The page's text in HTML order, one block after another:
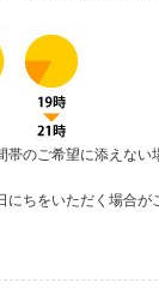
のご希望に添えない
ちをいただく場合が